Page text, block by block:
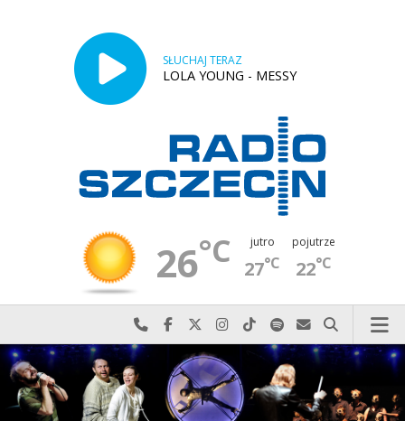
SŁUCHAJ TERAZ
LOLA YOUNG - MESSY
26°C jutro
27°C
pojutrze
22°C
Najlepiej po prostu do nas zadzwoń
Odwiedź nas na Facebook-u
Odwiedź nas na X
Odwiedź nas na Instagram-ie
Odwiedź nas na TikTok-u
Szukaj nas na Spotify
Wyślij do nas
Szukaj